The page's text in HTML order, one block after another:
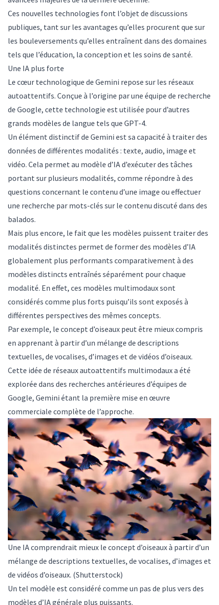
Ces nouvelles technologies font l’objet de discussions
publiques, tant sur les avantages qu’elles procurent que sur
les bouleversements qu’elles entraînent dans des domaines
tels que l’éducation, la conception et les soins de santé.
Une IA plus forte
Le cœur technologique de Gemini repose sur les réseaux
autoattentifs. Conçue à l’origine par une équipe de recherche
de Google, cette technologie est utilisée pour d’autres
grands modèles de langue tels que GPT-4.
Un élément distinctif de Gemini est sa capacité à traiter des
données de différentes modalités : texte, audio, image et
vidéo. Cela permet au modèle d’IA d’exécuter des tâches
portant sur plusieurs modalités, comme répondre à des
questions concernant le contenu d’une image ou effectuer
une recherche par mots-clés sur le contenu discuté dans des
balados.
Mais plus encore, le fait que les modèles puissent traiter des
modalités distinctes permet de former des modèles d’IA
globalement plus performants comparativement à des
modèles distincts entraînés séparément pour chaque
modalité. En effet, ces modèles multimodaux sont
considérés comme plus forts puisqu’ils sont exposés à
différentes perspectives des mêmes concepts.
Par exemple, le concept d’oiseaux peut être mieux compris
en apprenant à partir d’un mélange de descriptions
textuelles, de vocalises, d’images et de vidéos d’oiseaux.
Cette idée de réseaux autoattentifs multimodaux a été
explorée dans des recherches antérieures d’équipes de
Google, Gemini étant la première mise en œuvre
commerciale complète de l’approche.
Une IA comprendrait mieux le concept d’oiseaux à partir d’un
mélange de descriptions textuelles, de vocalises, d’images et
de vidéos d’oiseaux. (Shutterstock)
Un tel modèle est considéré comme un pas de plus vers des
modèles d’IA générale plus puissants.